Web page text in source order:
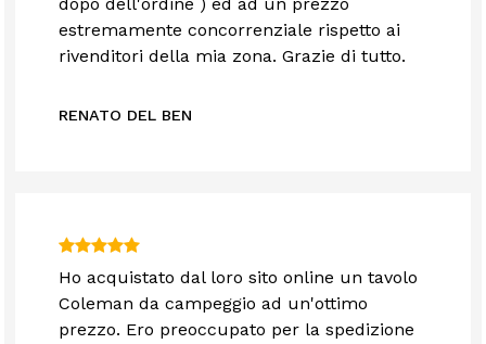
estremamente concorrenziale rispetto ai
rivenditori della mia zona. Grazie di tutto.
RENATO DEL BEN
Ho acquistato dal loro sito online un tavolo
Coleman da campeggio ad un'ottimo
prezzo. Ero preoccupato per la spedizione